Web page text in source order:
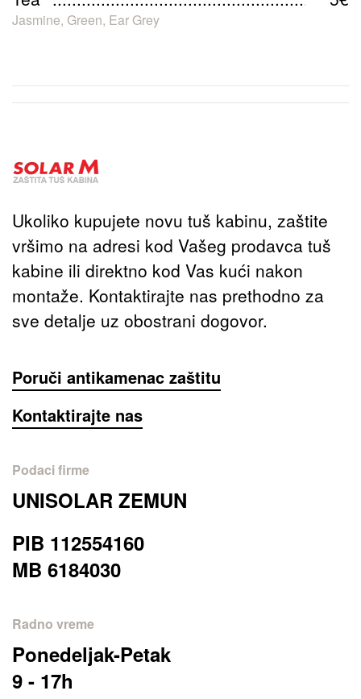
Jasmine, Green, Ear Grey
Ukoliko kupujete novu tuš kabinu, zaštite
vršimo na adresi kod Vašeg prodavca tuš
kabine ili direktno kod Vas kući nakon
montaže. Kontaktirajte nas prethodno za
sve detalje uz obostrani dogovor.
Poruči antikamenac zaštitu
Kontaktirajte nas
Podaci firme
UNISOLAR ZEMUN
PIB 112554160
MB 6184030
Radno vreme
Ponedeljak-Petak
9 - 17h